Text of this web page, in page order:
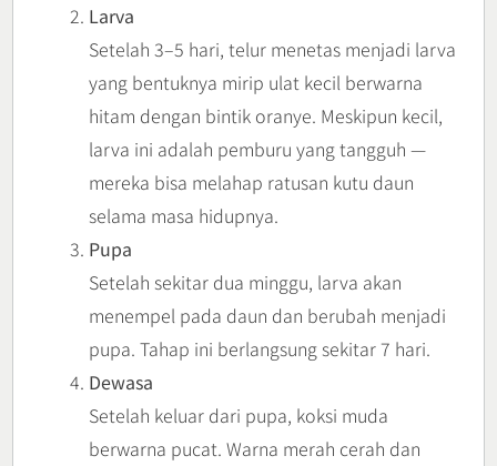
Larva
Setelah 3–5 hari, telur menetas menjadi larva
yang bentuknya mirip ulat kecil berwarna
hitam dengan bintik oranye. Meskipun kecil,
larva ini adalah pemburu yang tangguh —
mereka bisa melahap ratusan kutu daun
selama masa hidupnya.
Pupa
Setelah sekitar dua minggu, larva akan
menempel pada daun dan berubah menjadi
pupa. Tahap ini berlangsung sekitar 7 hari.
Dewasa
Setelah keluar dari pupa, koksi muda
berwarna pucat. Warna merah cerah dan